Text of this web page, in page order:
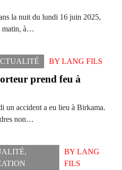
la nuit du lundi 16 juin 2025,
matin, à…
BY LANG FILS
prend feu à
un accident a eu lieu à Birkama.
non…
,
BYLANG
FILS